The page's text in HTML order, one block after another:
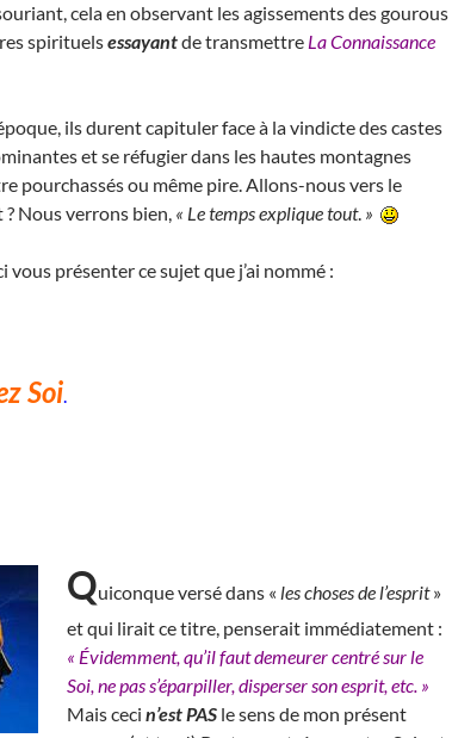
cela en observant les agissements des gourous
spirituelsessayantde transmettre La Connaissance
ils durent capituler face à la vindicte des castes
et se réfugier dans les hautes montagnes
pourchassés ou même pire. Allons-nous vers le
Nous verrons bien, « Le temps explique tout. »
vous présenter ce sujet que j’ai nommé :
Soi.
Quiconque versé dans « les choses de l’esprit»
et qui lirait ce titre, penserait immédiatement :
« Évidemment, qu’il faut demeurer centré sur le
Soi, ne pas s’éparpiller, disperser son esprit, etc. »
Mais ceci n’est PAS le sens de mon présent